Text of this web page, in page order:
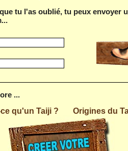
tu l'as oublié, tu peux envoyer
...
qu'un Taiji ?
Origines du